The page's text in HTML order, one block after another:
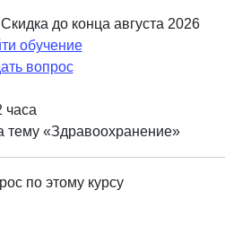
Скидка до конца августа 2026
обучение
вопрос
часа
тему «Здравоохранение»
по этому курсу